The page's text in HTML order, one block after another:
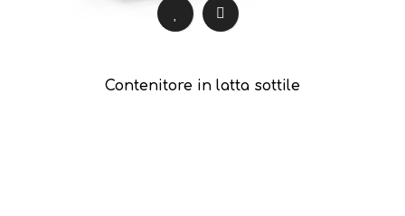
Contenitore in latta sottile